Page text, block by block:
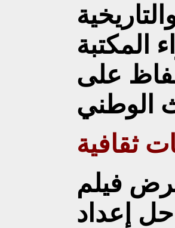
المكتبة
على
ثقافية
فيلم
إعداد